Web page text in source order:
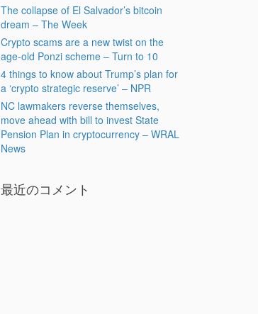
The collapse of El Salvador’s bitcoin
dream – The Week
Crypto scams are a new twist on the
age-old Ponzi scheme – Turn to 10
4 things to know about Trump’s plan for
a ‘crypto strategic reserve’ – NPR
NC lawmakers reverse themselves,
move ahead with bill to invest State
Pension Plan in cryptocurrency – WRAL
News
最近のコメント